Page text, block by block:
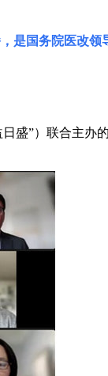
是国务院医改领
盛”）联合主办